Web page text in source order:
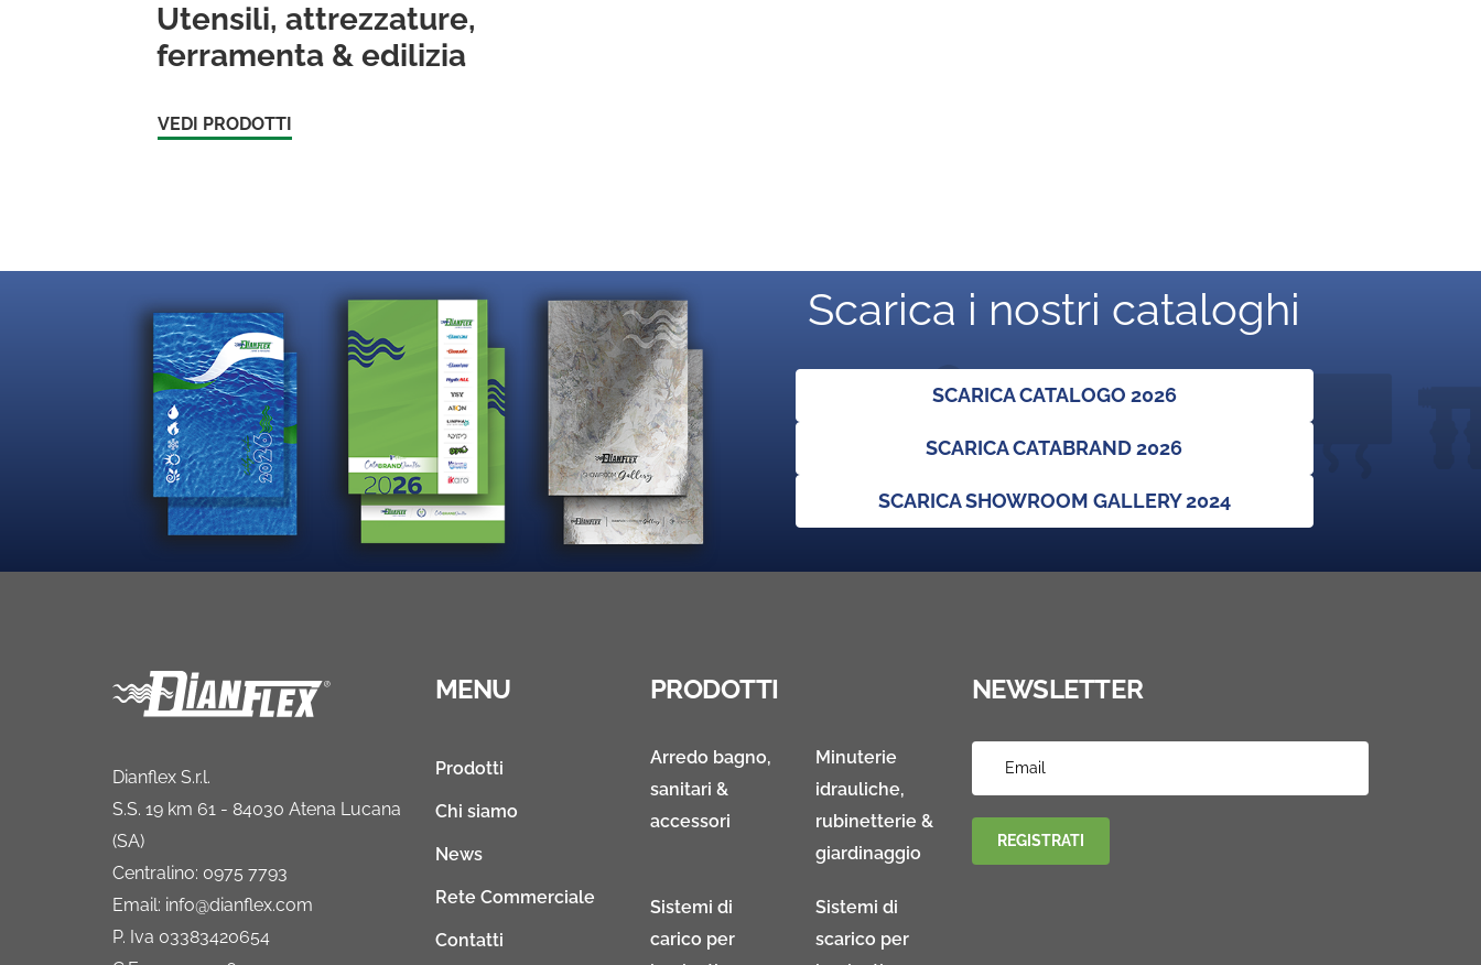
Utensili, attrezzature,
ferramenta & edilizia
VEDI PRODOTTI
Scarica i nostri cataloghi
SCARICA CATALOGO 2026
SCARICA CATABRAND 2026
SCARICA SHOWROOM GALLERY 2024
Dianflex S.r.l.
S.S. 19 km 61 - 84030 Atena Lucana
(SA)
Centralino: 0975 7793
Email: info@dianflex.com
P. Iva 03383420654
MENU
Prodotti
Chi siamo
News
Rete Commerciale
Contatti
PRODOTTI
Arredo bagno,
sanitari &
accessori
Minuterie
idrauliche,
rubinetterie &
giardinaggio
Sistemi di
carico per
Sistemi di
scarico per
NEWSLETTER
REGISTRATI